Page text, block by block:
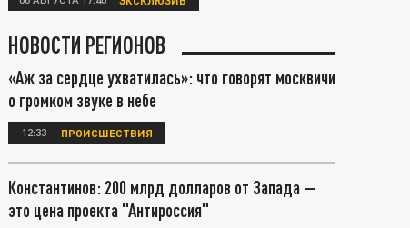
НОВОСТИ РЕГИОНОВ
«Аж за сердце ухватилась»: что говорят москвичи
о громком звуке в небе
12:33 ПРОИСШЕСТВИЯ
Константинов: 200 млрд долларов от Запада —
это цена проекта "Антироссия"